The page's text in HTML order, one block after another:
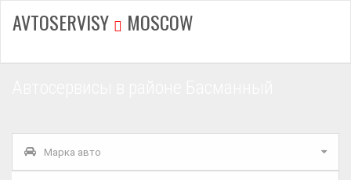
AVTOSERVISY MOSCOW
Марка авто